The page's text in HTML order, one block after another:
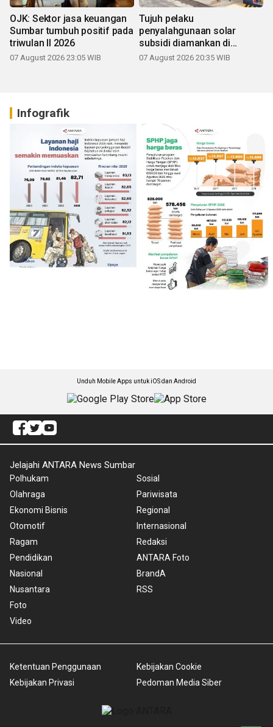
OJK: Sektor jasa keuangan
Sumbar tumbuh positif pada
triwulan II 2026
07 August 2026 23:05 WIB
Tujuh pelaku
penyalahgunaan solar
subsidi diamankan di
Sumbar
07 August 2026 20:35 WIB
Infografik
Unduh Mobile Apps untuk iOS dan Android
Jelajahi ANTARA News Sumbar
Polhukam
Olahraga
Ekonomi Bisnis
Otomotif
Ragam
Pendidikan
Nasional
Nusantara
Foto
Video
Sosial
Pariwisata
Regional
Internasional
Redaksi
ANTARA Foto
BrandA
RSS
Ketentuan Penggunaan
Kebijakan Privasi
Kebijakan Cookie
Pedoman Media Siber